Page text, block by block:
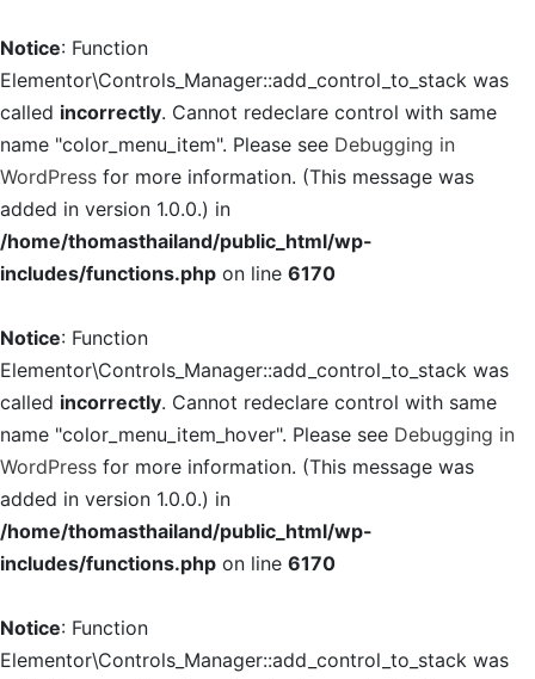
Notice: Function
Elementor\Controls_Manager::add_control_to_stack was
called incorrectly. Cannot redeclare control with same
name "color_menu_item". Please see Debugging in
WordPress for more information. (This message was
added in version 1.0.0.) in
/home/thomasthailand/public_html/wp-
includes/functions.php on line 6170
Notice: Function
Elementor\Controls_Manager::add_control_to_stack was
called incorrectly. Cannot redeclare control with same
name "color_menu_item_hover". Please see Debugging in
WordPress for more information. (This message was
added in version 1.0.0.) in
/home/thomasthailand/public_html/wp-
includes/functions.php on line 6170
Notice: Function
Elementor\Controls_Manager::add_control_to_stack was